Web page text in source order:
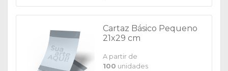
Cartaz Básico Pequeno
21x29 cm
A partir de
100 unidades